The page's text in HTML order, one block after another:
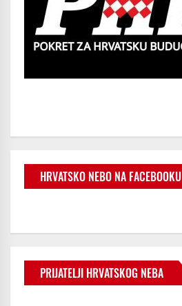
HRVATSKO NEBO NA FACEBOOKU
PRIJATELJI HRVATSKOG NEBA